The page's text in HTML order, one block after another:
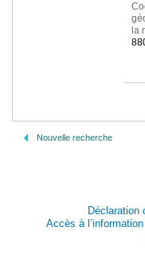
la
Nouvelle recherche
Déclaration
Accès à l’information